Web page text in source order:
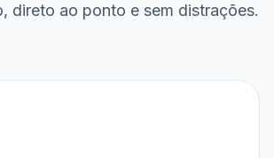
direto ao ponto e sem distrações.